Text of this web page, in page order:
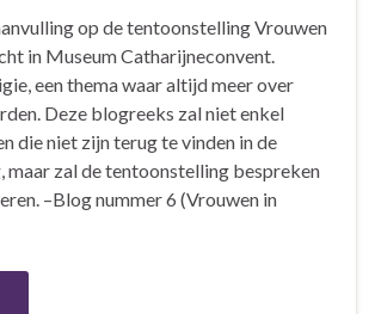
op de tentoonstelling Vrouwen
in Museum Catharijneconvent.
een thema waar altijd meer over
Deze blogreeks zal niet enkel
die niet zijn terug te vinden in de
maar zal de tentoonstelling bespreken
–Blog nummer 6 (Vrouwen in